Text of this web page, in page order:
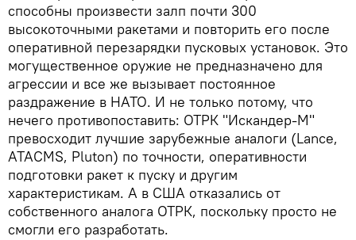
способны произвести залп почти 300
высокоточными ракетами и повторить его после
оперативной перезарядки пусковых установок. Это
могущественное оружие не предназначено для
агрессии и все же вызывает постоянное
раздражение в НАТО. И не только потому, что
нечего противопоставить: ОТРК "Искандер-М"
превосходит лучшие зарубежные аналоги (Lance,
ATACMS, Pluton) по точности, оперативности
подготовки ракет к пуску и другим
характеристикам. А в США отказались от
собственного аналога ОТРК, поскольку просто не
смогли его разработать.